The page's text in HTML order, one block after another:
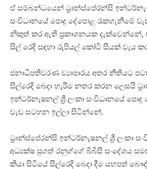
ඒ සම්බන්ධයෙන් ට්‍රාන්ස්පේරන්සි
සංවිධානයේ පොදු දේපොළ රැකගැනීමේ
නිකුත් කර ඇති ප්‍රකාශනයක දැක්වෙන්නේ,
සිල් රෙදි සඳහා රුපියල් කෝටි සීයක් වැය
ජනාධිපතිවරණ ව්‍යාපාරය අතර නීතියට
සිල්රෙදි බෙදා හැරීම නතර කරන ලෙසයි
ඉන්ටර්නැෂනල් ශ්‍රී ලංකා සංවිධානයේ පොදු
වැඩ සටහන ඉල්ලා සිටින්නේ.
ට්‍රාන්ස්පේරන්සි ඉන්ටර්නැෂනල් ශ්‍රී ලංකා
අධ්‍යක්ෂ සුගත් රනුග්ගේ බීබීසී සංදේශය
කියා සිටියේ සිල්රෙදි බෙදා දීම යහපත්